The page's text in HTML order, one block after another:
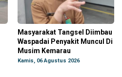
Masyarakat Tangsel Diimbau
Waspadai Penyakit Muncul Di
Musim Kemarau
Kamis, 06 Agustus 2026